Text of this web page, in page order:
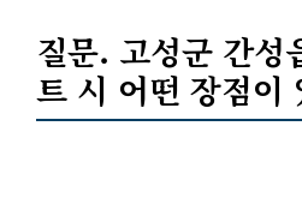
질문. 고성군 간성
트 시 어떤 장점이